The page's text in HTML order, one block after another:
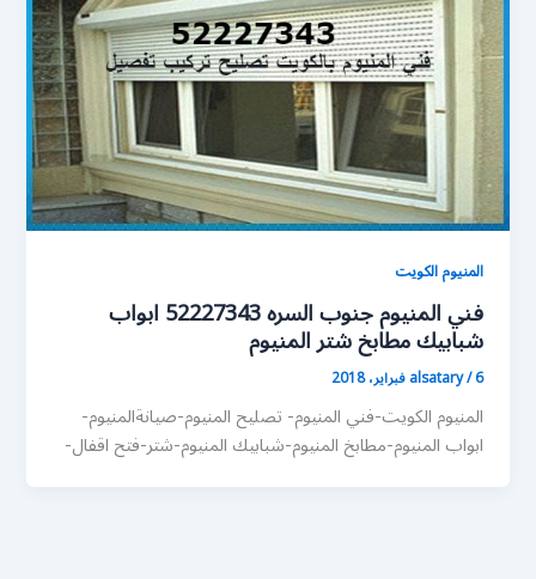
المنيوم الكويت
فني المنيوم جنوب السره 52227343 ابواب
شبابيك مطابخ شتر المنيوم
alsatary/6 فبراير، 2018
المنيوم الكويت-فني المنيوم- تصليح المنيوم-صيانةالمنيوم-
ابواب المنيوم-مطابخ المنيوم-شبابيك المنيوم-شتر-فتح اقفال-